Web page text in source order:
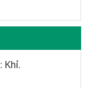
: Khỉ.